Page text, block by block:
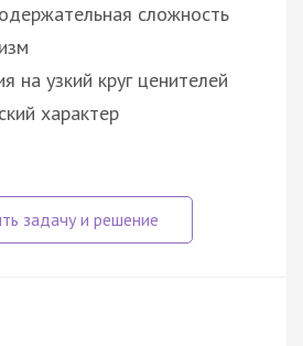
сложность
на узкий круг ценителей
характер